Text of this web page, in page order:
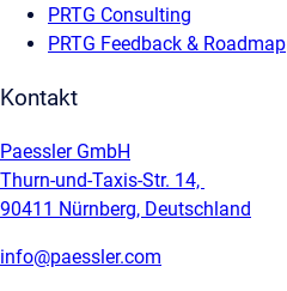
PRTG Consulting
PRTG Feedback & Roadmap
Kontakt
Paessler GmbH
Thurn-und-Taxis-Str. 14,
90411 Nürnberg, Deutschland
info@paessler.com